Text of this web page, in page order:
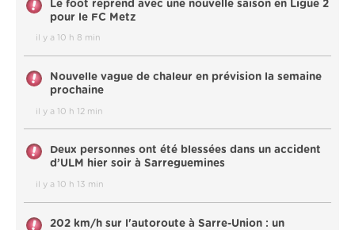
Le foot reprend avec une nouvelle saison en Ligue 2
pour le FC Metz
il y a 10 h 8 min
Nouvelle vague de chaleur en prévision la semaine
prochaine
il y a 10 h 12 min
Deux personnes ont été blessées dans un accident
d’ULM hier soir à Sarreguemines
il y a 10 h 13 min
202 km/h sur l'autoroute à Sarre-Union : un